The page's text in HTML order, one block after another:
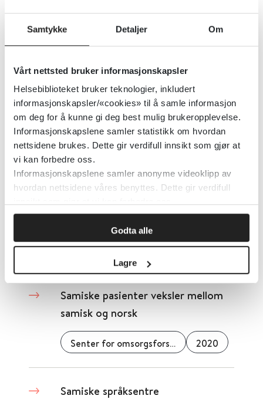
Samtykke Detaljer Om
Vårt nettsted bruker informasjonskapsler
Helsebiblioteket bruker teknologier, inkludert
informasjonskapsler/«cookies» til å samle informasjon
om deg for å kunne gi deg best mulig brukeropplevelse.
Informasjonskapslene samler statistikk om hvordan
nettsidene brukes. Dette gir verdifull innsikt som gjør at
vi kan forbedre oss.
Informasjonskapslene samler anonyme videoklipp av
hvordan nettsidene våres benyttes. Dette gir verdifull
Godta alle
Lagre
Helse- og omsorgsdepartementet (HOD) 2019
Samhandlingsveilederen
Den norske legeforening
Detaljer
Samisk statistikk
Detaljer
Samiske pasienter veksler mellom
samisk og norsk
Senter for omsorgsforskning 2020
Samiske språksentre